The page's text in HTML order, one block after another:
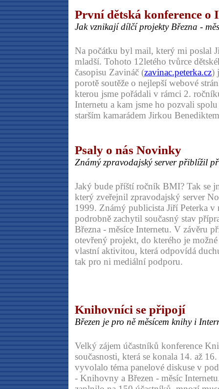
První dětská konference o
Jak vznikají dílčí projekty Března -
Na počátku byl mail, který mi poslal
mladší. Tohoto 12letého tvůrce
časopisu Zavináč (zavinac.peterka.cz)
porotě soutěže o nejlepší webové
kterou jsme pořádali v rámci 2.
Internetu a kam jsme ho pozvali
starším kamarádem Jirkou
Psaly o nás Novinky
Známý zpravodajský server přiblížil
Jaký bude příští ročník BMI? Tak se
který zveřejnil zpravodajský server
1999. Známý publicista Jiří Peterka v
podrobně zachytil současný stav
Března - měsíce Internetu. V závěru
otevřený projekt, do kterého je
vlastní aktivitou, která odpovídá
tak pro ni mediální podporu.
Knihovníci se připojí
Březen je pro ně měsícem knihy i
Velký zájem účastníků konference
současnosti, která se konala 14. až
vyvolalo téma panelové diskuse v
- Knihovny a Březen - měsíc